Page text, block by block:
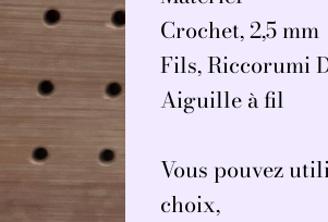
Crochet, 2,5 mm
Fils, Riccorumi
Aiguille à fil
Vous pouvez
choix,